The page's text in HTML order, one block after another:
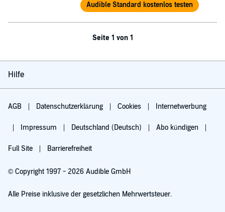
Audible Standard kostenlos testen
Seite 1 von 1
Hilfe
AGB Datenschutzerklärung Cookies Internetwerbung
Impressum Deutschland (Deutsch) Abo kündigen
Full Site Barrierefreiheit
© Copyright 1997 - 2026 Audible GmbH
Alle Preise inklusive der gesetzlichen Mehrwertsteuer.